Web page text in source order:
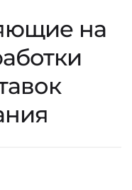
на